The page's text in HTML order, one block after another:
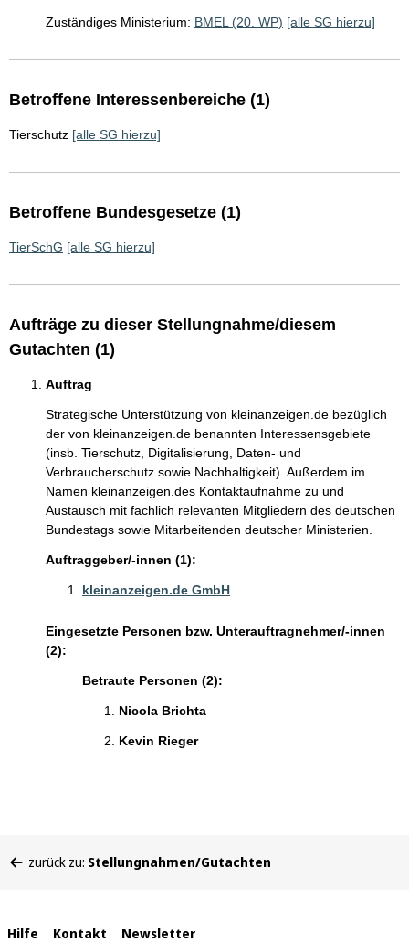
Zuständiges Ministerium: BMEL (20. WP) [alle SG hierzu]
Betroffene Interessenbereiche (1)
Tierschutz [alle SG hierzu]
Betroffene Bundesgesetze (1)
TierSchG [alle SG hierzu]
Aufträge zu dieser Stellungnahme/diesem
Gutachten (1)
Auftrag
Strategische Unterstützung von kleinanzeigen.de bezüglich
der von kleinanzeigen.de benannten Interessensgebiete
(insb. Tierschutz, Digitalisierung, Daten- und
Verbraucherschutz sowie Nachhaltigkeit). Außerdem im
Namen kleinanzeigen.des Kontaktaufnahme zu und
Austausch mit fachlich relevanten Mitgliedern des deutschen
Bundestags sowie Mitarbeitenden deutscher Ministerien.
Auftraggeber/-innen (1):
kleinanzeigen.de GmbH
Eingesetzte Personen bzw. Unterauftragnehmer/-innen
(2):
Betraute Personen (2):
Nicola Brichta
Kevin Rieger
befinden
zurück zu: Stellungnahmen/Gutachten
Hilfe Kontakt Newsletter